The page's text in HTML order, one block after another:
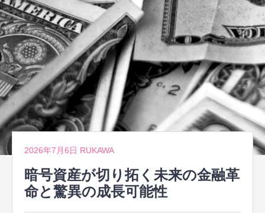
プン
ツ
へ
ス
キ
ッ
プ
2026年7月6日 RUKAWA
暗号資産が切り拓く未来の金融革
命と驚異の成長可能性